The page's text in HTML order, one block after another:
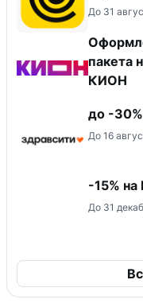
До 31
пакета
КИОН
до -
До 16
-15%
До 31